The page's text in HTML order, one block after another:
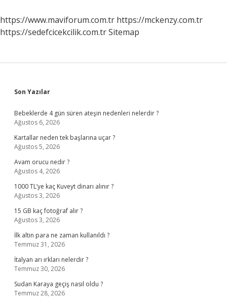
https://www.maviforum.com.tr https://mckenzy.com.tr
https://sedefcicekcilik.com.trSitemap
Sidebar
Son Yazılar
Bebeklerde 4 gün süren ateşin nedenleri nelerdir ?
Ağustos 6, 2026
Kartallar neden tek başlarına uçar ?
Ağustos 5, 2026
Avam orucu nedir ?
Ağustos 4, 2026
1000 TL’ye kaç Kuveyt dinarı alınır ?
Ağustos 3, 2026
15 GB kaç fotoğraf alır ?
Ağustos 3, 2026
İlk altın para ne zaman kullanıldı ?
Temmuz 31, 2026
İtalyan arı ırkları nelerdir ?
Temmuz 30, 2026
Sudan Karaya geçiş nasıl oldu ?
Temmuz 28, 2026